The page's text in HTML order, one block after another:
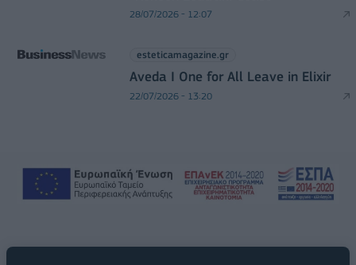
28/07/2026 - 12:07
esteticamagazine.gr
Aveda I One for All Leave in Elixir
22/07/2026 - 13:20